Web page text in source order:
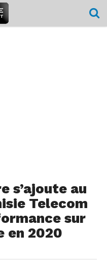
s’ajoute au
Telecom
sur
en 2020